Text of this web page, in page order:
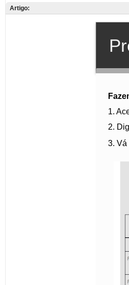
Artigo: